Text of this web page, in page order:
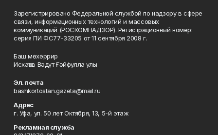
Зарегистрировано Федеральной службой по надзору в сфере
связи, информационных технологий и массовых
коммуникаций (РОСКОМНАДЗОР). Регистрационный номер:
серия ПИ ФС77-33205 от 11 сентября 2008 г.
Баш мөхәррир
Исхаҡов Вәдүт Ғәйфулла улы
Эл. почта
bashkortostan.gazeta@mail.ru
Адрес
г. Уфа, ул. 50 лет Октября, 13, 5-й этаж
Рекламная служба